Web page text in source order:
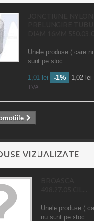
Unele produse ( care
sunt pe stoc...
1,01 lei -1% 1,02 lei
TVA
VIZUALIZATE
Unele produse (
nu sunt pe stoc...